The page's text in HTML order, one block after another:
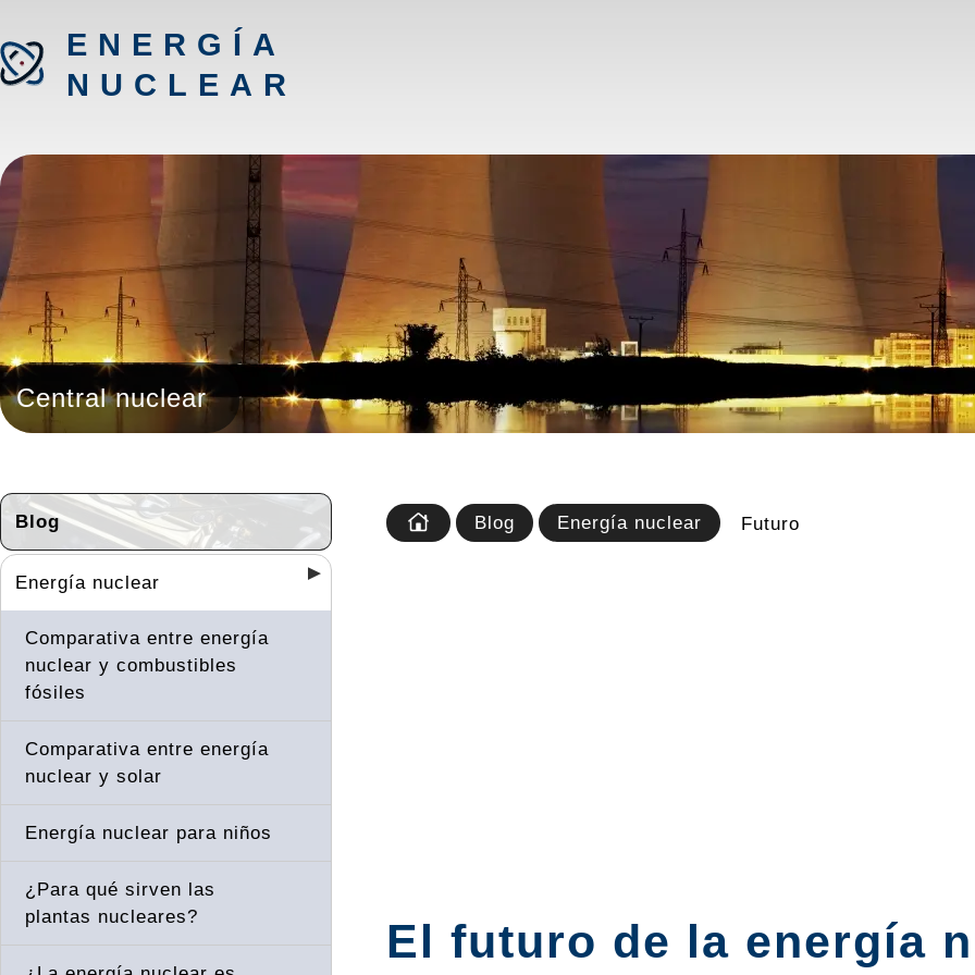
ENERGÍA
NUCLEAR
Central nuclear
Blog
Energía nuclear
Comparativa entre energía
nuclear y combustibles
fósiles
Comparativa entre energía
nuclear y solar
Energía nuclear para niños
¿Para qué sirven las
plantas nucleares?
Blog Energía nuclear Futuro
El futuro de la energía